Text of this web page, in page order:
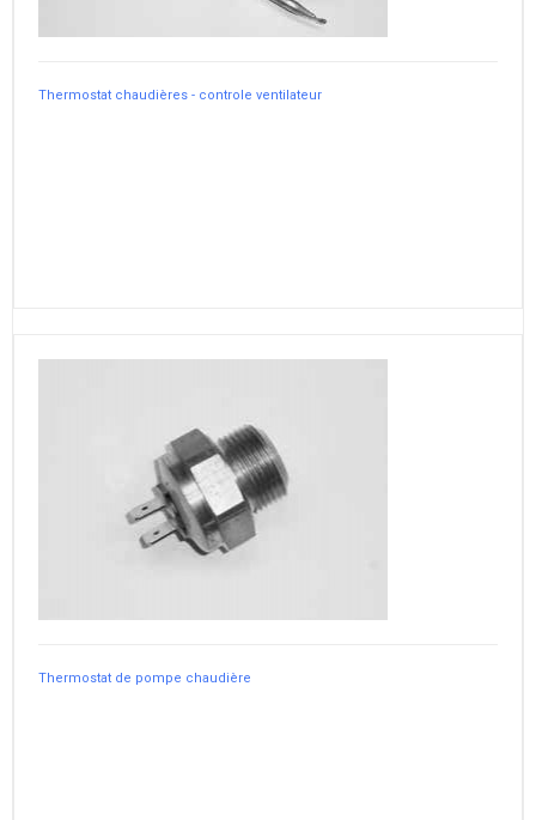
Thermostat chaudières - controle ventilateur
Thermostat de pompe chaudière